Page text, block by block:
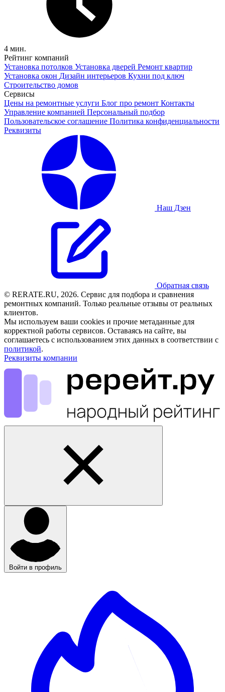
4 мин.
Рейтинг компаний
Установка потолков Установка дверей Ремонт квартир
Установка окон Дизайн интерьеров Кухни под ключ
Строительство домов
Сервисы
Цены на ремонтные услуги Блог про ремонт Контакты
Управление компанией Персональный подбор
Пользовательское соглашение Политика конфиденциальности
Реквизиты
Наш Дзен
Обратная связь
© RERATE.RU, 2026. Сервис для подбора и сравнения
ремонтных компаний. Только реальные отзывы от реальных
клиентов.
Мы используем ваши cookies и прочие метаданные для
корректной работы сервисов. Оставаясь на сайте, вы
соглашаетесь с использованием этих данных в соответствии с
политикой.
Реквизиты компании
Войти в профиль